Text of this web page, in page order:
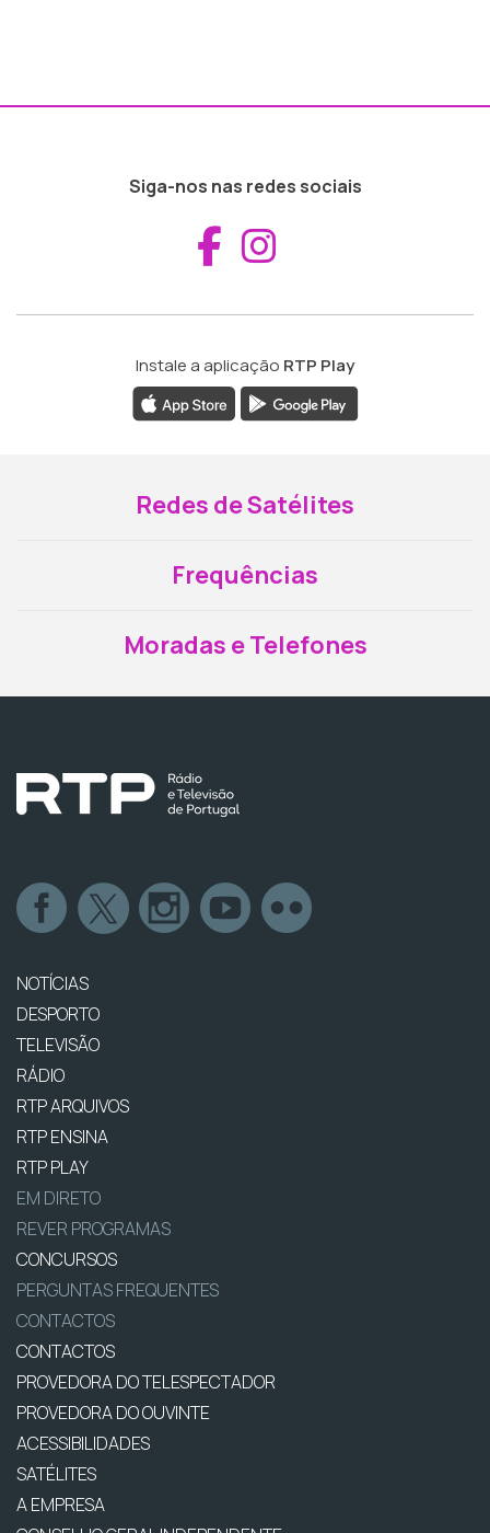
Siga-nos nas redes sociais
Aceder ao
Instale a aplicação RTP Play
Redes de Satélites
Frequências
Moradas e Telefones
NOTÍCIAS
DESPORTO
TELEVISÃO
RÁDIO
RTP ARQUIVOS
RTP ENSINA
RTP PLAY
EM DIRETO
REVER PROGRAMAS
CONCURSOS
PERGUNTAS FREQUENTES
CONTACTOS
CONTACTOS
PROVEDORA DO TELESPECTADOR
PROVEDORA DO OUVINTE
ACESSIBILIDADES
SATÉLITES
A EMPRESA